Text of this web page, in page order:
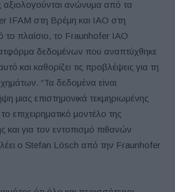
αξιολογούνται ανώνυμα από τα
IFAM στη Βρέμη και IAO στη
το πλαίσιο, το Fraunhofer IAO
δεδομένων που αναπτύχθηκε
και καθορίζει τις προβλέψεις για τη
“Τα δεδομένα είναι
μιας επιστημονικά τεκμηριωμένης
επιχειρηματικό μοντέλο της
για τον εντοπισμό πιθανών
ο Stefan Lösch από την Fraunhofer